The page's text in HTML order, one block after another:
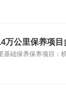
万公里保养项目
基础保养保养项目：